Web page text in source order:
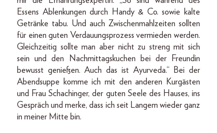
Essens Ablenkungen durch Handy & Co. sowie kalte
Getränke tabu. Und auch Zwischenmahlzeiten sollten
für einen guten Verdauungsprozess vermieden werden.
Gleichzeitig sollte man aber nicht zu streng mit sich
sein und den Nachmittagskuchen bei der Freundin
bewusst genießen. Auch das ist Ayurveda.“ Bei der
Abendsuppe komme ich mit den anderen Kurgästen
und Frau Schachinger, der guten Seele des Hauses, ins
Gespräch und merke, dass ich seit Langem wieder ganz
in meiner Mitte bin.